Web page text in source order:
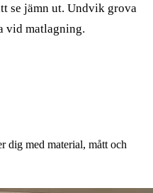
se jämn ut. Undvik grova
vid matlagning.
dig med material, mått och